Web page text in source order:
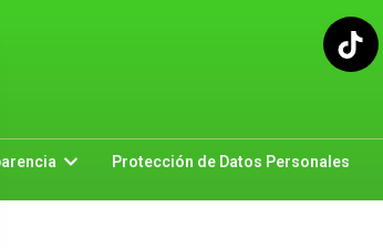
Protección de Datos Personales